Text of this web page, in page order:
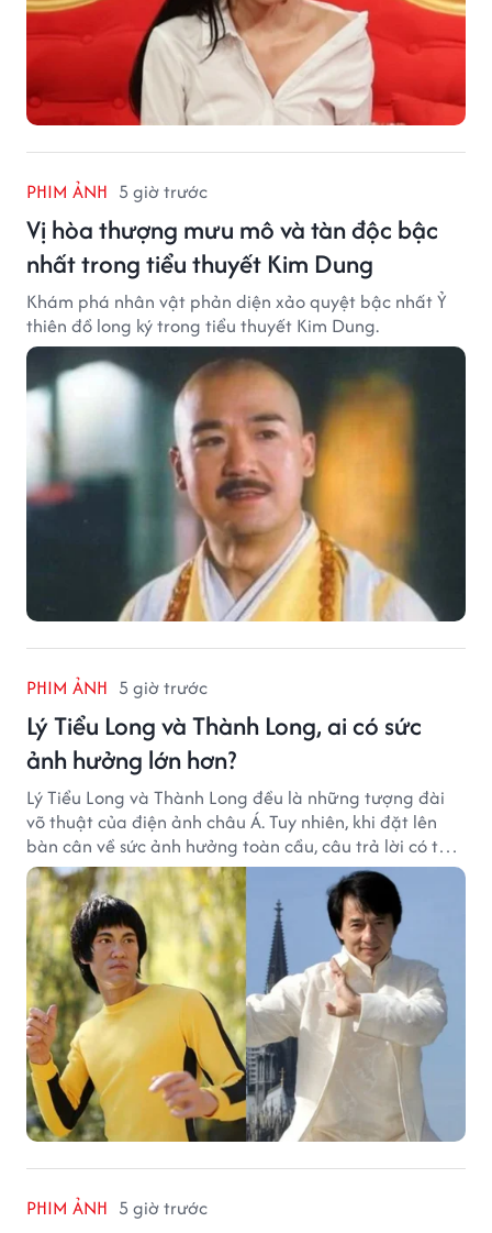
PHIM ẢNH 5 giờ trước
Vị hòa thượng mưu mô và tàn độc bậc
nhất trong tiểu thuyết Kim Dung
Khám phá nhân vật phản diện xảo quyệt bậc nhất Ỷ
thiên đồ long ký trong tiểu thuyết Kim Dung.
PHIM ẢNH 5 giờ trước
Lý Tiểu Long và Thành Long, ai có sức
ảnh hưởng lớn hơn?
Lý Tiểu Long và Thành Long đều là những tượng đài
võ thuật của điện ảnh châu Á. Tuy nhiên, khi đặt lên
bàn cân về sức ảnh hưởng toàn cầu, câu trả lời có thể
khiến nhiều khán giả bất ngờ.
PHIM ẢNH 5 giờ trước